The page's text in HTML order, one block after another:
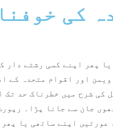
کی
خواتین پر تشدد کے خلاف 25 ویں عالمی دن پر
ہاتھوں جان سے جانا پڑا۔
کیا گیا، اس اعداد و شمار میں تقریباً 60 فیصد یا